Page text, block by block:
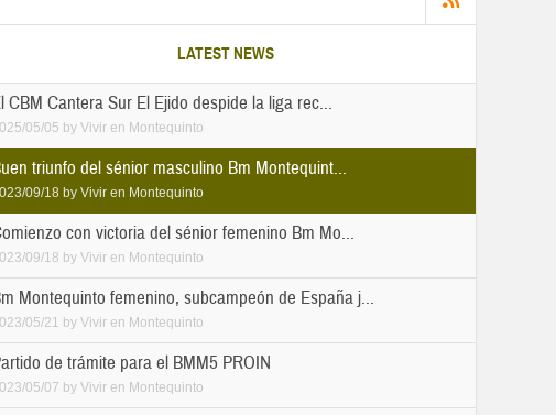
LATEST NEWS
CBM Cantera Sur El Ejido despide la liga rec...
05/05 by Vivir en Montequinto
triunfo del sénior masculino Bm Montequint...
09/18 by Vivir en Montequinto
con victoria del sénior femenino Bm Mo...
09/18 by Vivir en Montequinto
Montequinto femenino, subcampeón de España j...
05/21 by Vivir en Montequinto
de trámite para el BMM5 PROIN
05/07 by Vivir en Montequinto